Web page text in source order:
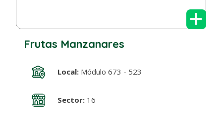
+
Frutas Manzanares
Local:Módulo 673 - 523
Sector:16